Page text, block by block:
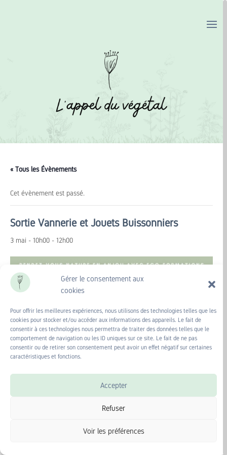
Gérer le consentement aux
cookies
Pour offrir les meilleures expériences, nous utilisons des technologies telles que les
cookies pour stocker et/ou accéder aux informations des appareils. Le fait de
consentir à ces technologies nous permettra de traiter des données telles que le
comportement de navigation ou les ID uniques sur ce site. Le fait de ne pas
consentir ou de retirer son consentement peut avoir un effet négatif sur certaines
caractéristiques et fonctions.
Accepter
Refuser
Voir les préférences
« Tous les Évènements
Cet évènement est passé.
Sortie Vannerie et Jouets Buissonniers
3 mai - 10h00 - 12h00